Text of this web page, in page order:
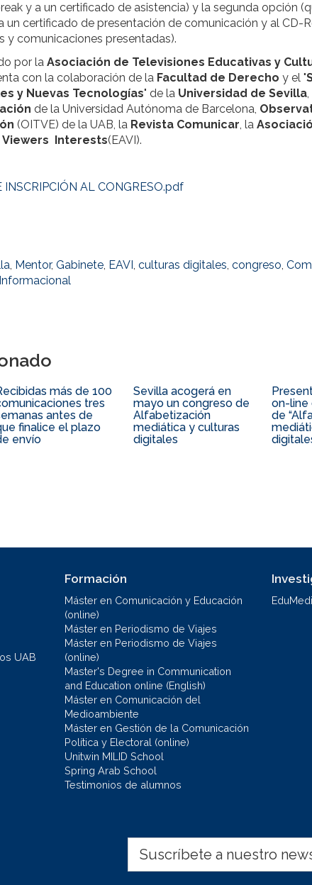
y a un certificado de asistencia) y la segunda opción
un certificado de presentación de comunicación y al CD-
y comunicaciones presentadas).
por la Asociación de Televisiones Educativas y
con la colaboración de la Facultad de Derecho y el "
y Nuevas Tecnologías" de la Universidad de Sevilla
de la Universidad Autónoma de Barcelona,
(OITVE) de la UAB, la Revista Comunicar, la
Viewers Interests(EAVI).
INSCRIPCIÓN AL CONGRESO.pdf
, Mentor, Gabinete, EAVI, culturas digitales, congreso,
más de 100
tres
antes de
finalice el plazo
envío
Sevilla acogerá en
mayo un congreso de
Alfabetización
mediática y culturas
digitales
on-line
de
UAB
Formación
Máster en Comunicación y Educación
(online)
Máster en Periodismo de Viajes
Máster en Periodismo de Viajes
(online)
Master's Degree in Communication
and Education online (English)
Máster en Comunicación del
Medioambiente
Máster en Gestión de la Comunicación
Política y Electoral (online)
Unitwin MILID School
Spring Arab School
Testimonios de alumnos
Suscríbete a nuestro